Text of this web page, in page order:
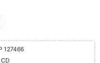
127466
CD